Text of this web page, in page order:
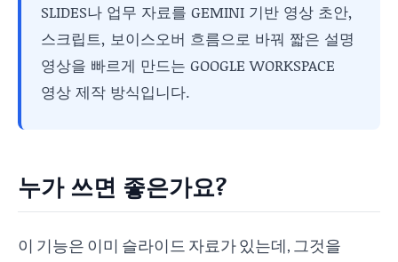
SLIDES나 업무 자료를 GEMINI 기반 영상 초안,
스크립트, 보이스오버 흐름으로 바꿔 짧은 설명
영상을 빠르게 만드는 GOOGLE WORKSPACE
영상 제작 방식입니다.
누가 쓰면 좋은가요?
이 기능은 이미 슬라이드 자료가 있는데, 그것을